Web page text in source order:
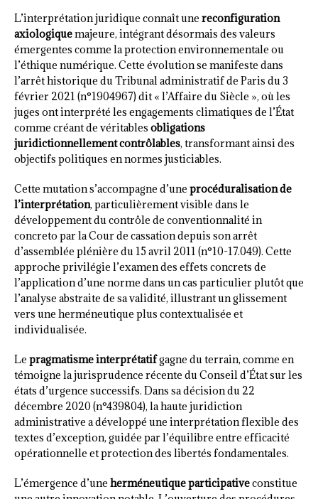
L’interprétation juridique connaît une reconfiguration
axiologiquemajeure, intégrant désormais des valeurs
émergentes comme la protection environnementale ou
l’éthique numérique. Cette évolution se manifeste dans
l’arrêt historique du Tribunal administratif de Paris du 3
février 2021 (n°1904967) dit « l’Affaire du Siècle », où les
juges ont interprété les engagements climatiques de l’État
comme créant de véritables obligations
juridictionnellement contrôlables, transformant ainsi des
objectifs politiques en normes justiciables.
Cette mutation s’accompagne d’une procéduralisation de
l’interprétation, particulièrement visible dans le
développement du contrôle de conventionnalité in
concreto par la Cour de cassation depuis son arrêt
d’assemblée plénière du 15 avril 2011 (n°10-17.049). Cette
approche privilégie l’examen des effets concrets de
l’application d’une norme dans un cas particulier plutôt que
l’analyse abstraite de sa validité, illustrant un glissement
vers une herméneutique plus contextualisée et
individualisée.
Le pragmatisme interprétatifgagne du terrain, comme en
témoigne la jurisprudence récente du Conseil d’État sur les
états d’urgence successifs. Dans sa décision du 22
décembre 2020 (n°439804), la haute juridiction
administrative a développé une interprétation flexible des
textes d’exception, guidée par l’équilibre entre efficacité
opérationnelle et protection des libertés fondamentales.
L’émergence d’une herméneutique participativeconstitue